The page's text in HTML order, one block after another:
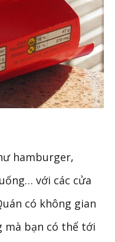
hamburger,
với các cửa
có không gian
mà bạn có thể tới